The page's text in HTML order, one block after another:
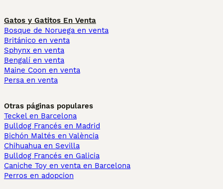
Gatos y Gatitos En Venta
Bosque de Noruega en venta
Británico en venta
Sphynx en venta
Bengalí en venta
Maine Coon en venta
Persa en venta
Otras páginas populares
Teckel en Barcelona
Bulldog Francés en Madrid
Bichón Maltés en València
Chihuahua en Sevilla
Bulldog Francés en Galicia
Caniche Toy en venta en Barcelona
Perros en adopcion